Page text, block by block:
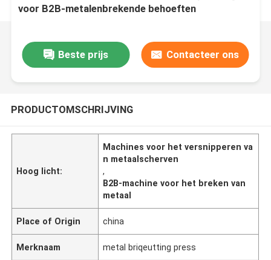
voor B2B-metalenbrekende behoeften
Beste prijs Contacteer ons
PRODUCTOMSCHRIJVING
Hoog licht:
Machines voor het versnipperen va
n metaalscherven
,
B2B-machine voor het breken van
metaal
Place of Origin china
Merknaam metal briqeutting press